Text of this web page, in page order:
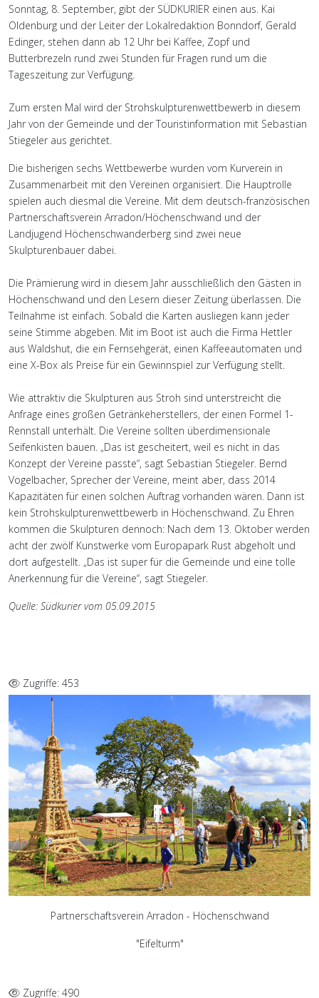
Sonntag, 8. September, gibt der SÜDKURIER einen aus. Kai
Oldenburg und der Leiter der Lokalredaktion Bonndorf, Gerald
Edinger, stehen dann ab 12 Uhr bei Kaffee, Zopf und
Butterbrezeln rund zwei Stunden für Fragen rund um die
Tageszeitung zur Verfügung.
Zum ersten Mal wird der Strohskulpturenwettbewerb in diesem
Jahr von der Gemeinde und der Touristinformation mit Sebastian
Stiegeler aus gerichtet.
Die bisherigen sechs Wettbewerbe wurden vom Kurverein in
Zusammenarbeit mit den Vereinen organisiert. Die Hauptrolle
spielen auch diesmal die Vereine. Mit dem deutsch-französischen
Partnerschaftsverein Arradon/Höchenschwand und der
Landjugend Höchenschwanderberg sind zwei neue
Skulpturenbauer dabei.
Die Prämierung wird in diesem Jahr ausschließlich den Gästen in
Höchenschwand und den Lesern dieser Zeitung überlassen. Die
Teilnahme ist einfach. Sobald die Karten ausliegen kann jeder
seine Stimme abgeben. Mit im Boot ist auch die Firma Hettler
aus Waldshut, die ein Fernsehgerät, einen Kaffeeautomaten und
eine X-Box als Preise für ein Gewinnspiel zur Verfügung stellt.
Wie attraktiv die Skulpturen aus Stroh sind unterstreicht die
Anfrage eines großen Getränkeherstellers, der einen Formel 1-
Rennstall unterhält. Die Vereine sollten überdimensionale
Seifenkisten bauen. „Das ist gescheitert, weil es nicht in das
Konzept der Vereine passte“, sagt Sebastian Stiegeler. Bernd
Vogelbacher, Sprecher der Vereine, meint aber, dass 2014
Kapazitäten für einen solchen Auftrag vorhanden wären. Dann ist
kein Strohskulpturenwettbewerb in Höchenschwand. Zu Ehren
kommen die Skulpturen dennoch: Nach dem 13. Oktober werden
acht der zwölf Kunstwerke vom Europapark Rust abgeholt und
dort aufgestellt. „Das ist super für die Gemeinde und eine tolle
Anerkennung für die Vereine“, sagt Stiegeler.
Quelle: Südkurier vom 05.09.2015
Zugriffe: 453
Partnerschaftsverein Arradon - Höchenschwand
"Eifelturm"
Zugriffe: 490